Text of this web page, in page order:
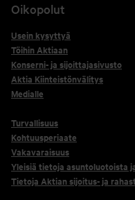
Oikopolut
Usein kysyttyä
Töihin Aktiaan
Konserni- ja sijoittajasivusto
Aktia Kiinteistönvälitys
Medialle
Turvallisuus
Kohtuusperiaate
Vakavaraisuus
Yleisiä tietoja asuntoluotoista
Tietoja Aktian sijoitus- ja